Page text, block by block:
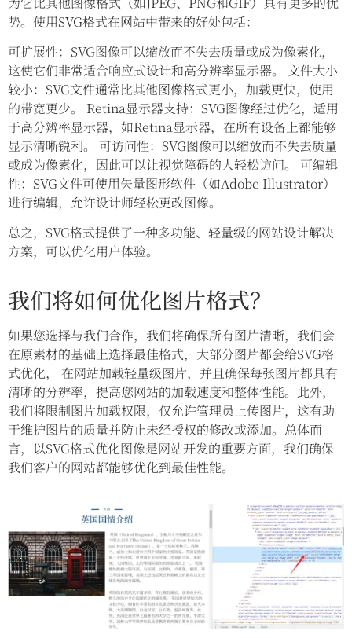
势。使用SVG格式在网站中带来的好处包括：
可扩展性：SVG图像可以缩放而不失去质量或成为像素化，
这使它们非常适合响应式设计和高分辨率显示器。 文件大小
较小：SVG文件通常比其他图像格式更小，加载更快，使用
的带宽更少。 Retina显示器支持：SVG图像经过优化，适用
于高分辨率显示器，如Retina显示器，在所有设备上都能够
显示清晰锐利。 可访问性：SVG图像可以缩放而不失去质量
或成为像素化，因此可以让视觉障碍的人轻松访问。 可编辑
性：SVG文件可使用矢量图形软件（如Adobe Illustrator）
进行编辑，允许设计师轻松更改图像。
总之，SVG格式提供了一种多功能、轻量级的网站设计解决
方案，可以优化用户体验。
我们将如何优化图片格式？
如果您选择与我们合作，我们将确保所有图片清晰，我们会
在原素材的基础上选择最佳格式，大部分图片都会给SVG格
式优化， 在网站加载轻量级图片，并且确保每张图片都具有
清晰的分辨率，提高您网站的加载速度和整体性能。此外，
我们将限制图片加载权限，仅允许管理员上传图片，这有助
于维护图片的质量并防止未经授权的修改或添加。总体而
言，以SVG格式优化图像是网站开发的重要方面，我们确保
我们客户的网站都能够优化到最佳性能。